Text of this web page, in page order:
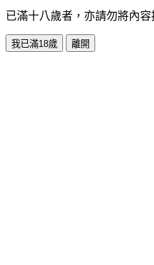
已滿十八歲者，亦請勿將內容
我已滿18歲 離開